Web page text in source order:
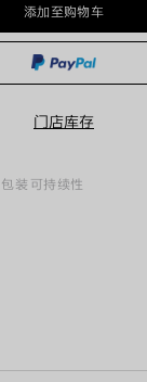
添
加
购
物
添加至购物车
请
选
尺
码
门店库存
包装 可持续性